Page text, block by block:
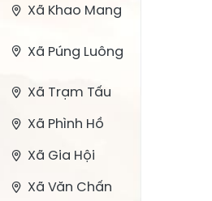
Xã Khao Mang
Xã Púng Luông
Xã Trạm Tấu
Xã Phình Hồ
Xã Gia Hội
Xã Văn Chấn